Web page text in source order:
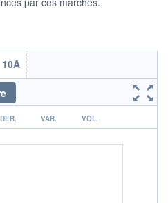
LUX
BOURSOVIE
10A
DER. VAR. VOL.